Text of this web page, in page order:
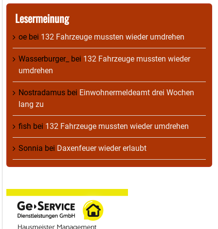
Lesermeinung
oe bei 132 Fahrzeuge mussten wieder umdrehen
Wasserburger_ bei 132 Fahrzeuge mussten wieder
umdrehen
Nostradamus bei Einwohnermeldeamt drei Wochen
lang zu
fish bei 132 Fahrzeuge mussten wieder umdrehen
Sonnia bei Daxenfeuer wieder erlaubt